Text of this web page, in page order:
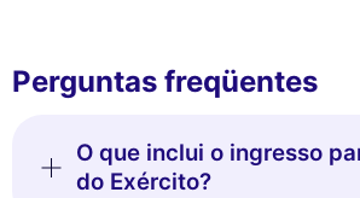
anúncios publicitários que lhe são
ou gerir as suas preferências a qualquer
Nunca!
Perguntas freqüentes
O que inclui o ingresso
do Exército?